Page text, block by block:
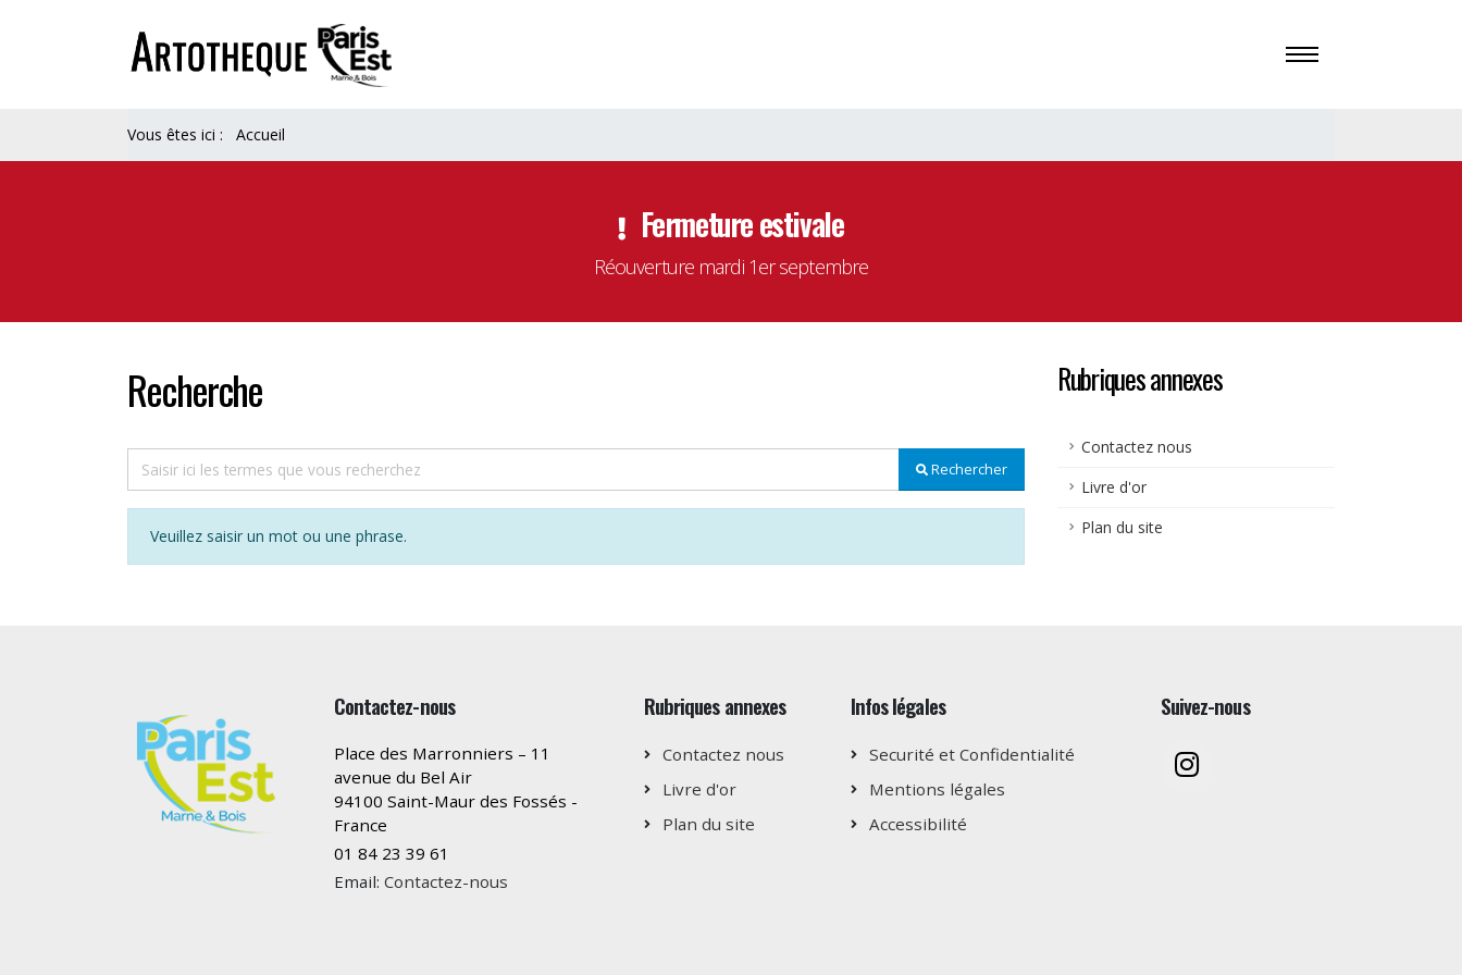
Vous êtes ici : Accueil
Fermeture estivale
Réouverture mardi 1er septembre
Recherche
Rechercher
Veuillez saisir un mot ou une phrase.
Rubriques annexes
Contactez nous
Livre d'or
Plan du site
Contactez-nous
Place des Marronniers – 11
avenue du Bel Air
94100 Saint-Maur des Fossés -
France
01 84 23 39 61
Email: Contactez-nous
Rubriques annexes
Contactez nous
Livre d'or
Plan du site
Infos légales
Securité et Confidentialité
Mentions légales
Accessibilité
Suivez-nous